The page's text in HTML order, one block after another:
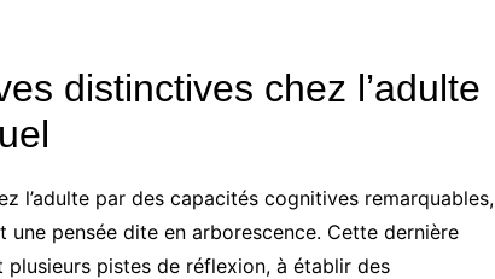
distinctives chez l’adulte
l’adulte par des capacités cognitives remarquables,
une pensée dite en arborescence. Cette dernière
pistes de réflexion, à établir des